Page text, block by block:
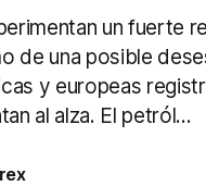
un fuerte
de una posible
y europeas
al alza. El petról...